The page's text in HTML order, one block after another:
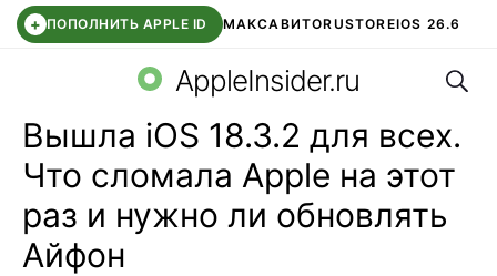
+ ПОПОЛНИТЬ APPLE ID МАКСАВИТОRUSTOREIOS 26.6
СБЕР КИДС ВТБ ОНЛАЙН ЧАТ В ROBLOX
AppleInsider.ru
Вышла iOS 18.3.2 для всех.
Что сломала Apple на этот
раз и нужно ли обновлять
Айфон